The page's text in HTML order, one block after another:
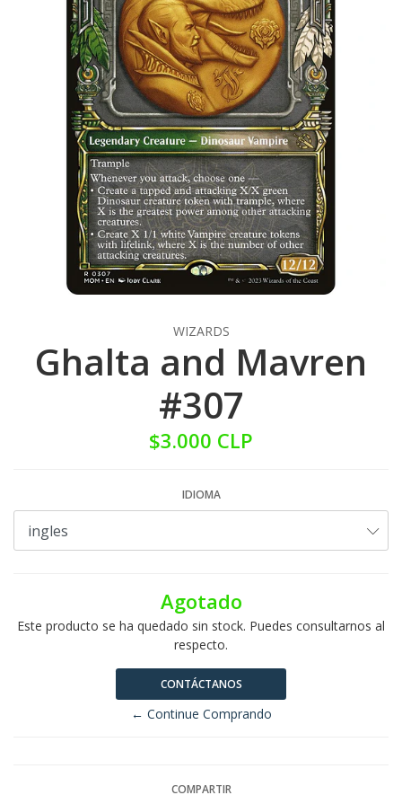
WIZARDS
Ghalta and Mavren
#307
$3.000 CLP
IDIOMA
Agotado
Este producto se ha quedado sin stock. Puedes consultarnos al
respecto.
CONTÁCTANOS
← Continue Comprando
COMPARTIR